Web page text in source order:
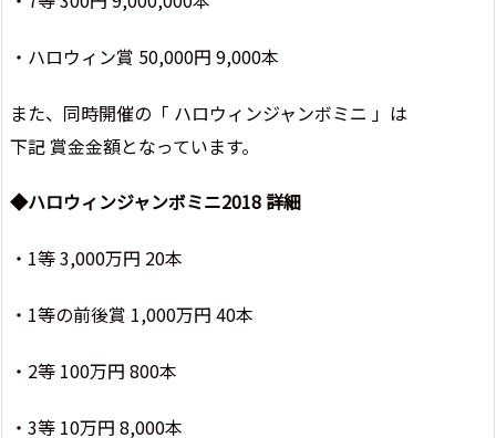
・ハロウィン賞 50,000円 9,000本
また、同時開催の「 ハロウィンジャンボミニ 」は
下記 賞金金額となっています。
◆ハロウィンジャンボミニ2018 詳細
・1等 3,000万円 20本
・1等の前後賞 1,000万円 40本
・2等 100万円 800本
・3等 10万円 8,000本